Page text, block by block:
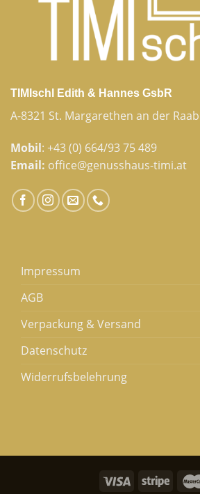
TIMIschl Edith & Hannes GsbR
A-8321 St. Margarethen an der
Mobil: +43 (0) 664/93 75 489
Email: office@genusshaus-timi.at
Impressum
AGB
Verpackung & Versand
Datenschutz
Widerrufsbelehrung